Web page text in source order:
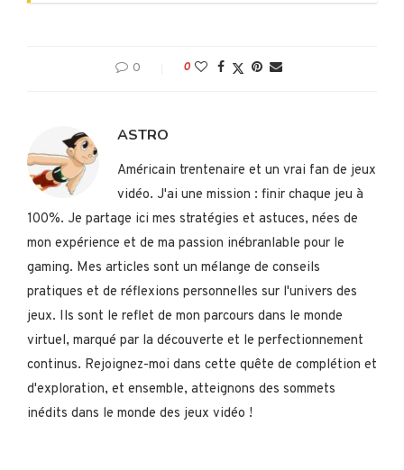
0 0
ASTRO
Américain trentenaire et un vrai fan de jeux
vidéo. J'ai une mission : finir chaque jeu à
100%. Je partage ici mes stratégies et astuces, nées de
mon expérience et de ma passion inébranlable pour le
gaming. Mes articles sont un mélange de conseils
pratiques et de réflexions personnelles sur l'univers des
jeux. Ils sont le reflet de mon parcours dans le monde
virtuel, marqué par la découverte et le perfectionnement
continus. Rejoignez-moi dans cette quête de complétion et
d'exploration, et ensemble, atteignons des sommets
inédits dans le monde des jeux vidéo !